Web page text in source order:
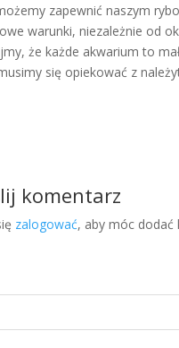
zapewnić naszym
warunki, niezależnie od
że każde akwarium to
się opiekować z
komentarz
zalogować, aby móc dodać